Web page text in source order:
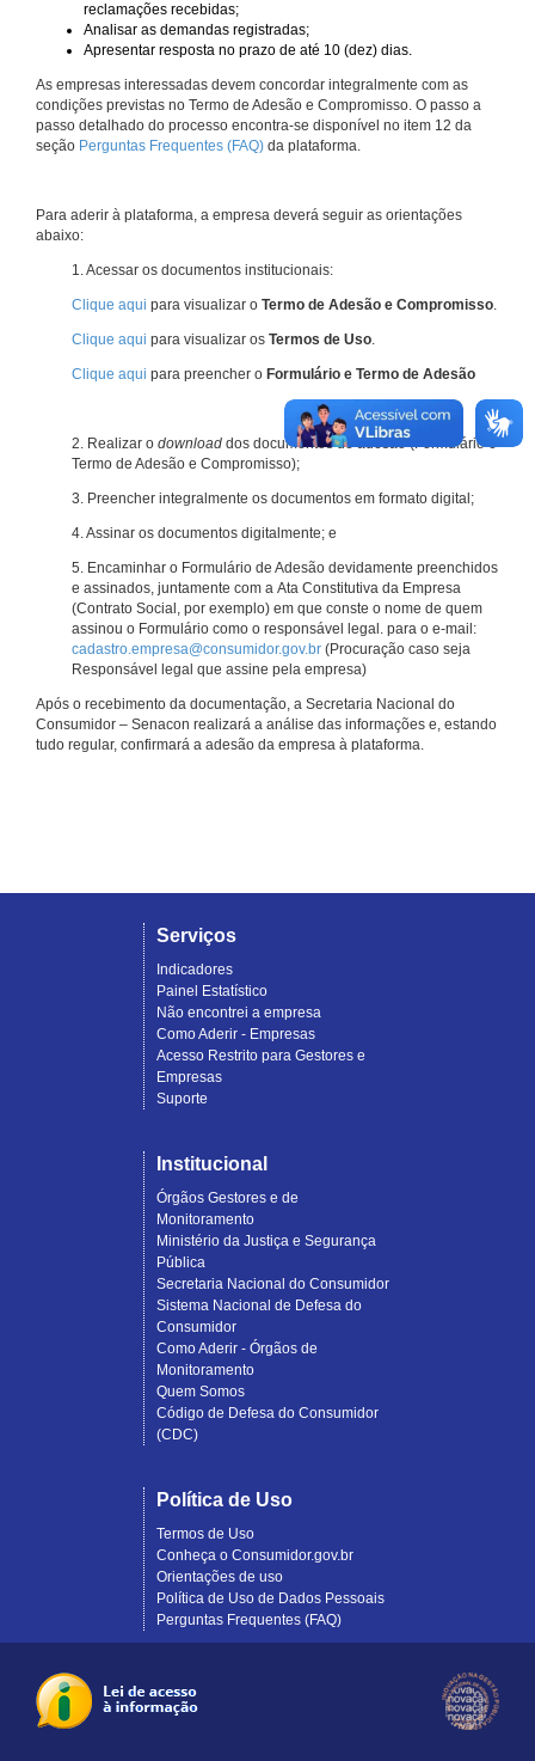
reclamações recebidas;
Analisar as demandas registradas;
Apresentar resposta no prazo de até 10 (dez) dias.
As empresas interessadas devem concordar integralmente com as
condições previstas no Termo de Adesão e Compromisso. O passo a
passo detalhado do processo encontra-se disponível no item 12 da
seção Perguntas Frequentes (FAQ) da plataforma.
Para aderir à plataforma, a empresa deverá seguir as orientações
abaixo:
1. Acessar os documentos institucionais:
Clique aqui para visualizar o Termo de Adesão e Compromisso.
Clique aqui para visualizar os Termos de Uso.
Clique aqui para preencher o Formulário e Termo de Adesão
2. Realizar o download dos documentos de adesão (Formulário e
Termo de Adesão e Compromisso);
3. Preencher integralmente os documentos em formato digital;
4. Assinar os documentos digitalmente; e
5. Encaminhar o Formulário de Adesão devidamente preenchidos
e assinados, juntamente com a Ata Constitutiva da Empresa
(Contrato Social, por exemplo) em que conste o nome de quem
assinou o Formulário como o responsável legal. para o e-mail:
cadastro.empresa@consumidor.gov.br (Procuração caso seja
Responsável legal que assine pela empresa)
Após o recebimento da documentação, a Secretaria Nacional do
Consumidor – Senacon realizará a análise das informações e, estando
tudo regular, confirmará a adesão da empresa à plataforma.
Serviços
Indicadores
Painel Estatístico
Não encontrei a empresa
Como Aderir - Empresas
Acesso Restrito para Gestores e
Empresas
Suporte
Institucional
Órgãos Gestores e de
Monitoramento
Ministério da Justiça e Segurança
Pública
Secretaria Nacional do Consumidor
Sistema Nacional de Defesa do
Consumidor
Como Aderir - Órgãos de
Monitoramento
Quem Somos
Código de Defesa do Consumidor
(CDC)
Política de Uso
Termos de Uso
Conheça o Consumidor.gov.br
Orientações de uso
Política de Uso de Dados Pessoais
Perguntas Frequentes (FAQ)